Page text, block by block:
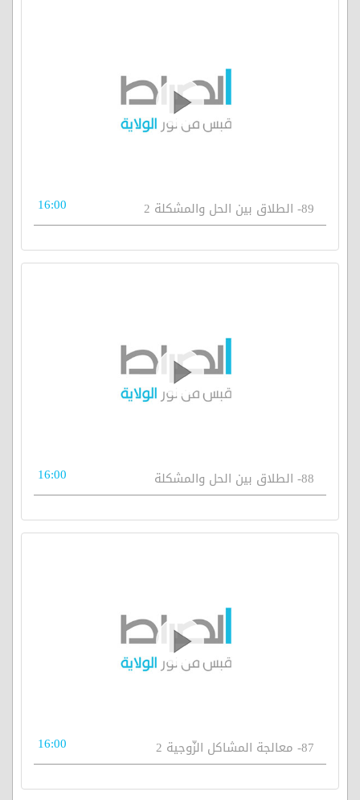
89- الطلاق بين الحل والمشكلة 2 16:00
88- الطلاق بين الحل والمشكلة 16:00
87- معالجة المشاكل الزّوجية 2 16:00